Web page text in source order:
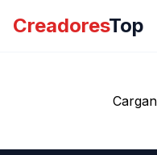
CreadoresTop